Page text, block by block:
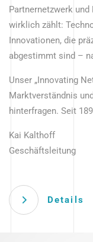
Partnernetzwerk
wirklich zählt:
Innovationen, die
abgestimmt sind –
Unser „Innovating
Marktverständnis
hinterfragen. Seit
Kai Kalthoff
Geschäftsleitung
Details